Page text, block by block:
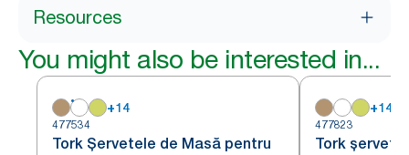
Resources
You might also be interested in...
+14
477534
Tork Șervetele de Masă pentru
+14
477823
Tork